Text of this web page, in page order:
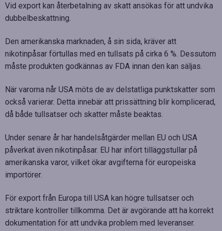
Vid export kan återbetalning av skatt ansökas för att undvika
dubbelbeskattning.
Den amerikanska marknaden, å sin sida, kräver att
nikotinpåsar förtullas med en tullsats på cirka 6 %. Dessutom
måste produkten godkännas av FDA innan den kan säljas.
När varorna når USA möts de av delstatliga punktskatter som
också varierar. Detta innebär att prissättning blir komplicerad,
då både tullsatser och skatter måste beaktas.
Under senare år har handelsåtgärder mellan EU och USA
påverkat även nikotinpåsar. EU har infört tilläggstullar på
amerikanska varor, vilket ökar avgifterna för europeiska
importörer.
För export från Europa till USA kan högre tullsatser och
striktare kontroller tillkomma. Det är avgörande att ha korrekt
dokumentation för att undvika problem med leveranser.